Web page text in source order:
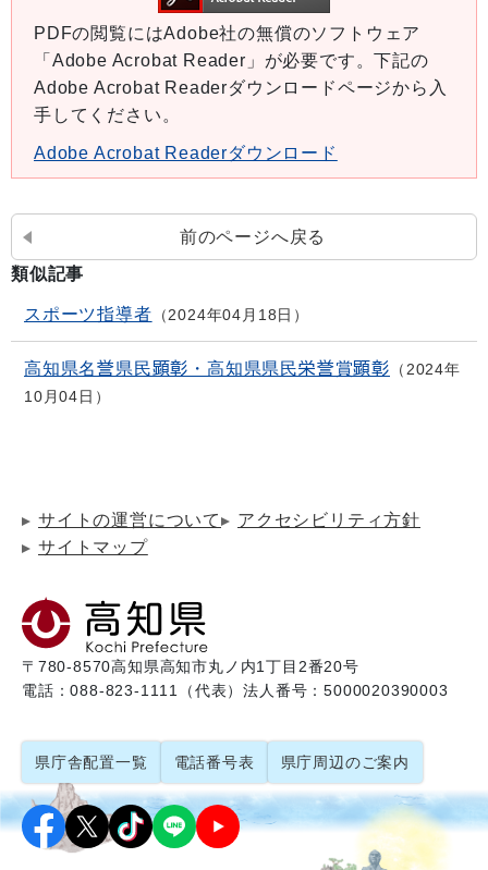
PDFの閲覧にはAdobe社の無償のソフトウェア
「Adobe Acrobat Reader」が必要です。下記の
Adobe Acrobat Readerダウンロードページから入
手してください。
Adobe Acrobat Readerダウンロード
前のページへ戻る
類似記事
スポーツ指導者 2024年04月18日
高知県名誉県民顕彰・高知県県民栄誉賞顕彰
2024年
10月04日
サイトの運営について
アクセシビリティ方針
サイトマップ
〒780-8570高知県高知市丸ノ内1丁目2番20号
電話：088-823-1111（代表）法人番号：5000020390003
県庁舎配置一覧 電話番号表 県庁周辺のご案内